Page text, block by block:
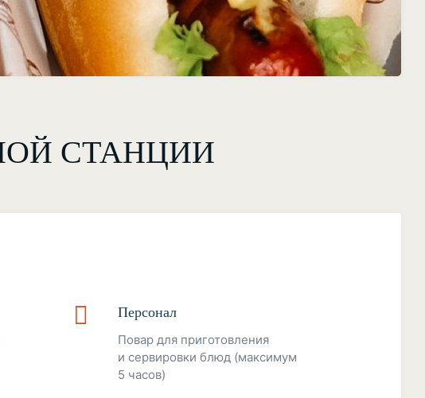
СТАНЦИИ
Персонал
Повар для приготовления
и сервировки блюд (максимум
5 часов)